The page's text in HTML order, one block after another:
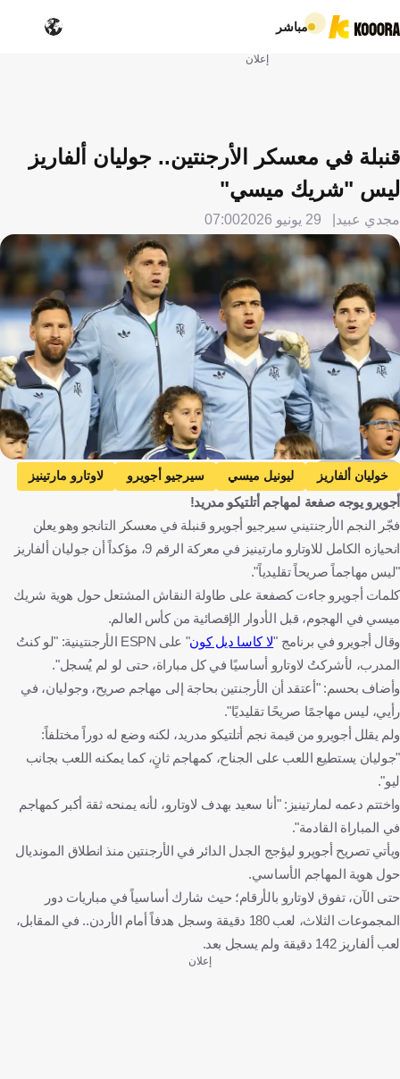
مباشر
إعلان
قنبلة في معسكر الأرجنتين.. جوليان ألفاريز
ليس "شريك ميسي"
مجدي عبيد 29 يونيو 2026 07:00
Getty Images
خوليان ألفاريز ليونيل ميسي سيرجيو أجويرو
لاوتارو مارتينيز
الأرجنتين
كأس العالم
الأرجنتين ضد كاب فيردي
كاب فيردي
الأرجنتين الرأس الأخضر
الولايات المتحدة
كرة قدم
أجويرو يوجه صفعة لمهاجم أتلتيكو مدريد!
فجّر النجم الأرجنتيني سيرجيو أجويرو قنبلة في معسكر التانجو وهو يعلن
انحيازه الكامل للاوتارو مارتينيز في معركة الرقم 9، مؤكداً أن جوليان ألفاريز
"ليس مهاجماً صريحاً تقليدياً".
كلمات أجويرو جاءت كصفعة على طاولة النقاش المشتعل حول هوية شريك
ميسي في الهجوم، قبل الأدوار الإقصائية من كأس العالم.
وقال أجويرو في برنامج "لا كاسا ديل كون
" على ESPN الأرجنتينية: "لو كنتُ
المدرب، لأشركتُ لاوتارو أساسيًا في كل مباراة، حتى لو لم يُسجل".
وأضاف بحسم: "أعتقد أن الأرجنتين بحاجة إلى مهاجم صريح، وجوليان، في
رأيي، ليس مهاجمًا صريحًا تقليديًا".
ولم يقلل أجويرو من قيمة نجم أتلتيكو مدريد، لكنه وضع له دوراً مختلفاً:
"جوليان يستطيع اللعب على الجناح، كمهاجم ثانٍ، كما يمكنه اللعب بجانب
ليو".
واختتم دعمه لمارتينيز: "أنا سعيد بهدف لاوتارو، لأنه يمنحه ثقة أكبر كمهاجم
في المباراة القادمة".
ويأتي تصريح أجويرو ليؤجج الجدل الدائر في الأرجنتين منذ انطلاق المونديال
حول هوية المهاجم الأساسي.
حتى الآن، تفوق لاوتارو بالأرقام؛ حيث شارك أساسياً في مباريات دور
المجموعات الثلاث، لعب 180 دقيقة وسجل هدفاً أمام الأردن.. في المقابل،
لعب ألفاريز 142 دقيقة ولم يسجل بعد.
إعلان